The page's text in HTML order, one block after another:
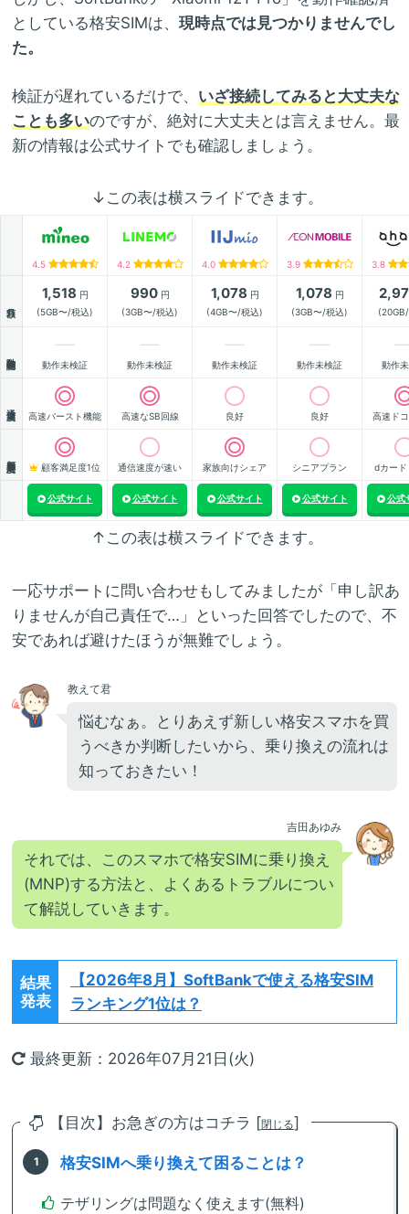
としている格安SIMは、 現時点では見つかりませんでし
た。
検証が遅れているだけで、 いざ接続してみると大丈夫な
ことも多いのですが、絶対に大丈夫とは言えません。最
新の情報は公式サイトでも確認しましょう。
↓この表は横スライドできます。
4.5 4.2 4.0 3.9 3.8
1,518 円
(5GB〜/税込)
990円
(3GB〜/税込)
1,078 円
(4GB〜/税込)
1,078 円
(3GB〜/税込)
動作未検証 動作未検証 動作未検証 動作未検証 動作
高速バースト機能 高速なSB回線 良好 良好 高速ド
顧客満足度1位 通信速度が速い 家族向けシェア シニアプラン dカード
公式サイト 公式サイト 公式サイト 公式サイト 公式
↑この表は横スライドできます。
一応サポートに問い合わせもしてみましたが「申し訳あ
りませんが自己責任で…」といった回答でしたので、不
安であれば避けたほうが無難でしょう。
教えて君
悩むなぁ。とりあえず新しい格安スマホを買
うべきか判断したいから、乗り換えの流れは
知っておきたい！
吉田あゆみ
それでは、このスマホで格安SIMに乗り換え
(MNP)する方法と、よくあるトラブルについ
て解説していきます。
結果
発表
【2026年8月】 SoftBankで使える格安SIM
ランキング1位は？
最終更新：2026年07月21日(火)
【目次】お急ぎの方はコチラ [閉じる]
格安SIMへ乗り換えて困ることは？
テザリングは問題なく使えます(無料)